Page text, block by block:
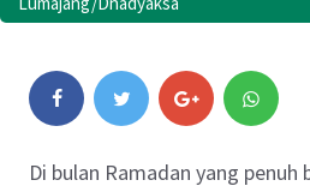
Di bulan Ramadan yang